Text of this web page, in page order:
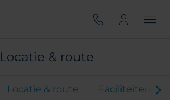
Locatie & route
Locatie & route Faciliteiten